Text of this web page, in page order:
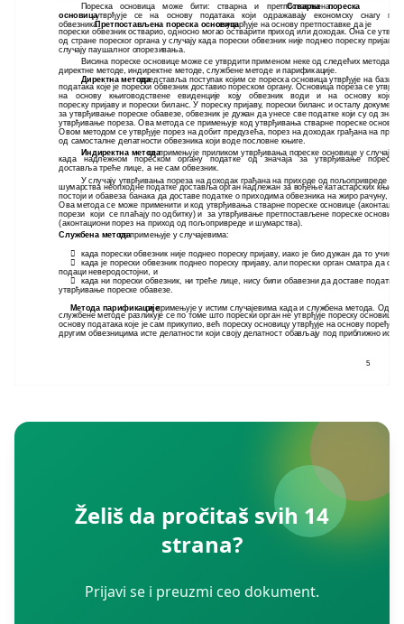
5
Пореска основица може бити: стварна и претпостављена.
Стварна пореска
основицаутврђује се на основу података који одражавају економску снагу
обвезника.Претпостављена пореска основицасе утврђује на основу претпоставке да је
порески обвезник остварио, односно могао остварити приход или доходак. Она се
од стране пореског органа у случају када порески обвезник није поднео пореску пријаву
случају паушалног опорезивања.
Висина пореске основице може се утврдити применом неке од следећих метода:
директне методе, индиректне методе, службене методе и парификације.
Директна методапредставља поступак којим се пореска основица утврђује на бази
података које је порески обвезник доставио пореском органу. Основица пореза се
на основу књиговодствене евиденције коју обвезник води и на основу које
пореску пријаву и порески биланс. У пореску пријаву, порески биланс и осталу
за утврђивање пореске обавезе, обвезник је дужан да унесе све податке који су од
утврђивање пореза. Ова метода се примењује код утврђивања стварне пореске
Овом методом се утврђује порез на добит предузећа, порез на доходак грађана на
од самосталне делатности обвезника који воде пословне књиге.
Индиректна методасе примењује приликом утврђивања пореске основице у случају
када надлежном пореском органу податке од значаја за утврђивање пореске
доставља треће лице, а не сам обвезник.
У случају утврђивања пореза на доходак грађана на приходе од пољопривреде и
шумарства неопходне податке доставља орган надлежан за вођење катастарских књига;
постоји и обавеза банака да доставе податке о приходима обвезника на жиро рачуну, и
Ова метода се може применити и код утврђивања стварне пореске основице
порези који се плаћају по одбитку) и за утврђивање претпостављене пореске основице
(аконтациони порез на приход од пољопривреде и шумарства).
Службена методасе примењује у случајевима:

када порески обвезник није поднео пореску пријаву, иако је био дужан да то учини;

када је порески обвезник поднео пореску пријаву, али порески орган сматра да су
подаци неверодостојни, и

када ни порески обвезник, ни треће лице, нису били обавезни да доставе податке
утврђивање пореске обавезе.
Метода парификацијесе примењује у истим случајевима када и службена метода. Од
службене методе разликује се по томе што порески орган не утврђује пореску основицу
основу података које је сам прикупио, већ пореску основицу утврђује на основу
другим обвезницима исте делатности који своју делатност обављају под приближно
Želiš da pročitaš svih 14
strana?
Prijavi se i preuzmi ceo dokument.